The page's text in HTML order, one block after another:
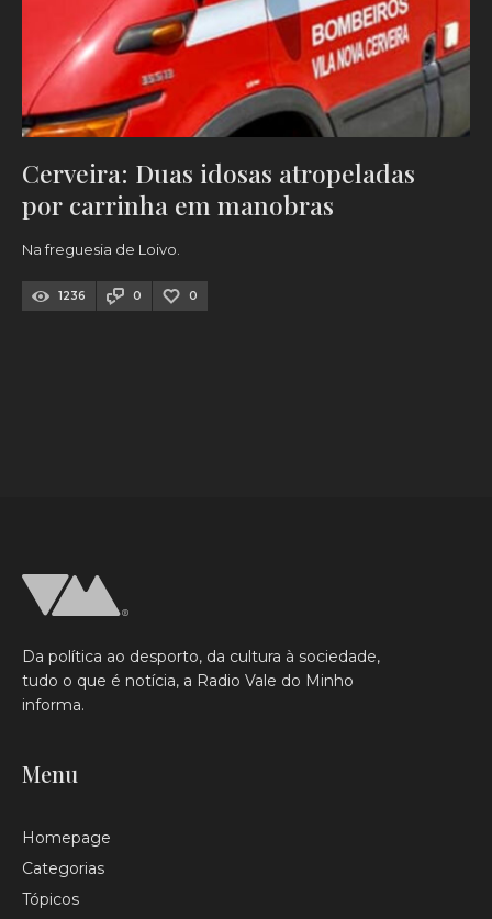
Cerveira: Duas idosas atropeladas
por carrinha em manobras
Na freguesia de Loivo.
1236 0 0
Da política ao desporto, da cultura à sociedade,
tudo o que é notícia, a Radio Vale do Minho
informa.
Menu
Homepage
Categorias
Tópicos